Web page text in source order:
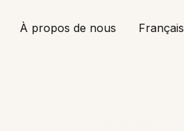
À propos de nous Français